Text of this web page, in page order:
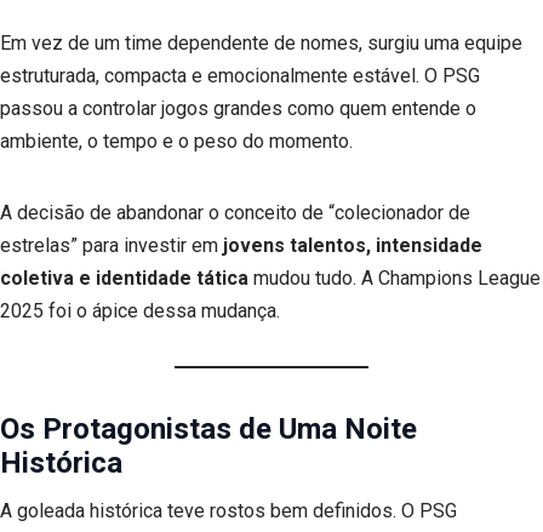
Em vez de um time dependente de nomes, surgiu uma equipe
estruturada, compacta e emocionalmente estável. O PSG
passou a controlar jogos grandes como quem entende o
ambiente, o tempo e o peso do momento.
A decisão de abandonar o conceito de “colecionador de
estrelas” para investir em jovens talentos, intensidade
coletiva e identidade tática mudou tudo. A Champions League
2025 foi o ápice dessa mudança.
Os Protagonistas de Uma Noite
Histórica
A goleada histórica teve rostos bem definidos. O PSG